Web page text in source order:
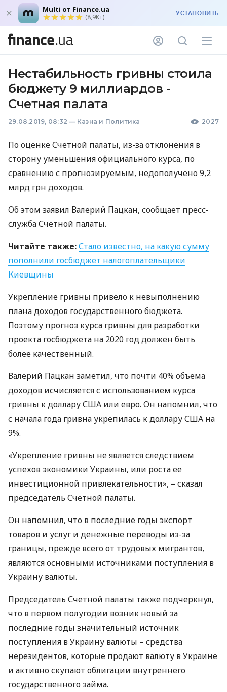
Multi от Finance.ua
(8,9K+) УСТАНОВИТЬ
Нестабильность гривны стоила
бюджету 9 миллиардов -
Счетная палата
29.08.2019, 08:32 — Казна и Политика 2027
По оценке Счетной палаты, из-за отклонения в
сторону уменьшения официального курса, по
сравнению с прогнозируемым, недополучено 9,2
млрд грн доходов.
Об этом заявил Валерий Пацкан, сообщает пресс-
служба Счетной палаты.
Читайте также:Стало известно, на какую сумму
пополнили госбюджет налогоплательщики
Киевщины
Укрепление гривны привело к невыполнению
плана доходов государственного бюджета.
Поэтому прогноз курса гривны для разработки
проекта госбюджета на 2020 год должен быть
более качественный.
Валерий Пацкан заметил, что почти 40% объема
доходов исчисляется с использованием курса
гривны к долларуСША или евро. Он напомнил, что
с начала года гривна укрепилась к долларуСША на
9%.
«Укрепление гривны не является следствием
успехов экономики Украины, или роста ее
инвестиционной привлекательности», – сказал
председатель Счетной палаты.
Он напомнил, что в последние годы экспорт
товаров и услуг и денежные переводы из-за
границы, прежде всего от трудовых мигрантов,
являются основными источниками поступления в
Украину валюты.
Председатель Счетной палаты также подчеркнул,
что в первом полугодии возник новый за
последние годы значительный источник
поступления в Украину валюты – средства
нерезидентов, которые продают валюту в Украине
и активно скупают облигации внутреннего
государственного займа.